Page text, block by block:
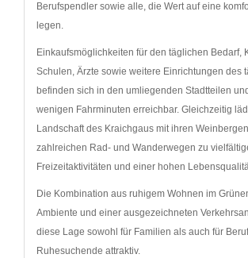
Berufspendler sowie alle, die Wert auf eine
legen.
Einkaufsmöglichkeiten für den täglichen Bedarf,
Schulen, Ärzte sowie weitere Einrichtungen des
befinden sich in den umliegenden Stadtteilen
wenigen Fahrminuten erreichbar. Gleichzeitig
Landschaft des Kraichgaus mit ihren
zahlreichen Rad- und Wanderwegen zu
Freizeitaktivitäten und einer hohen
Die Kombination aus ruhigem Wohnen im
Ambiente und einer ausgezeichneten
diese Lage sowohl für Familien als auch für
Ruhesuchende attraktiv.